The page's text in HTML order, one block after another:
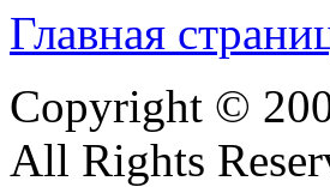
Главная
Copyright ©
All Rights